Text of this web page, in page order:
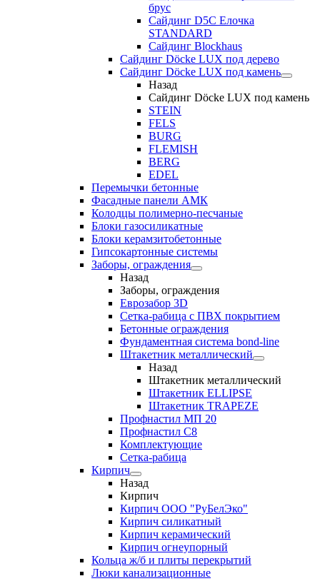
брус
Сайдинг D5С Елочка
STANDARD
Сайдинг Blockhaus
Сайдинг Döcke LUX под дерево
Сайдинг Döcke LUX под камень
Назад
Сайдинг Döcke LUX под камень
STEIN
FELS
BURG
FLEMISH
BERG
EDEL
Перемычки бетонные
Фасадные панели АМК
Колодцы полимерно-песчаные
Блоки газосиликатные
Блоки керамзитобетонные
Гипсокартонные системы
Заборы, ограждения
Назад
Заборы, ограждения
Еврозабор 3D
Сетка-рабица с ПВХ покрытием
Бетонные ограждения
Фундаментная система bond-line
Штакетник металлический
Назад
Штакетник металлический
Штакетник ELLIPSE
Штакетник TRAPEZE
Профнастил МП 20
Профнастил С8
Комплектующие
Сетка-рабица
Кирпич
Назад
Кирпич
Кирпич ООО "РуБелЭко"
Кирпич силикатный
Кирпич керамический
Кирпич огнеупорный
Кольца ж/б и плиты перекрытий
Люки канализационные